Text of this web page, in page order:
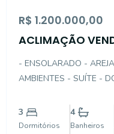
R$ 1.200.000,00
ACLIMAÇÃO
- ENSOLARADO -
AMBIENTES - SUÍTE -
DEMARCADA -
3
Dormitórios
4
Banheiros